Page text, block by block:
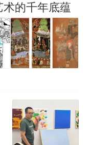
提出辞职”，疑
院长辞职信流
喻良教授已卸
清楚辞职信来
做头像
的千年底蕴